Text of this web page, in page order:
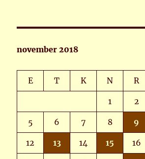
november 2018
E T K N R
1 2
5 6 7 8 9
12 13 14 15 16